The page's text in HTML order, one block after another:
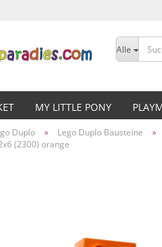
Alle
MY LITTLE PONY
Duplo » Lego Duplo Bausteine »
(2300) orange